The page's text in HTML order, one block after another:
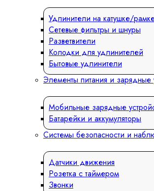
Удлинители на катушке/
Сетевые фильтры и шнуры
Разветвители
Колодки для удлинителей
Бытовые удлинители
Элементы питания и зарядные
Мобильные зарядные
Батарейки и аккумуляторы
Системы безопасности и
Датчики движения
Розетка с таймером
Звонки